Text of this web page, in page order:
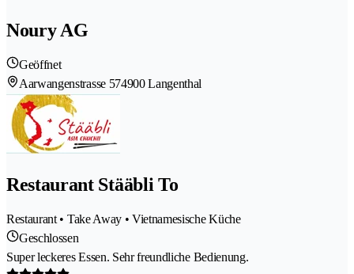
Noury AG
Geöffnet
Aarwangenstrasse 574900 Langenthal
Restaurant Stääbli To
Restaurant • Take Away • Vietnamesische Küche
Geschlossen
Super leckeres Essen. Sehr freundliche Bedienung.